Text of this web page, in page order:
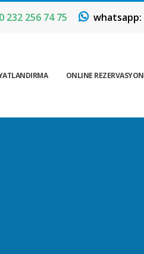
232 256 74 75 whatsapp:
ONLINE REZERVASYON